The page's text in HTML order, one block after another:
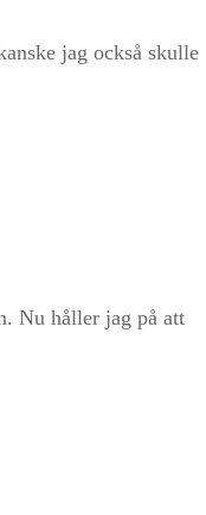
jag också skulle
Nu håller jag på att